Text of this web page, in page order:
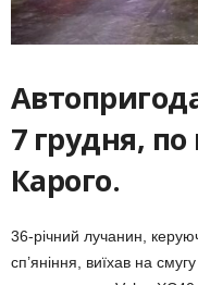
7 грудня,
Карого.
36-річний лучанин,
сп’яніння, виїхав на